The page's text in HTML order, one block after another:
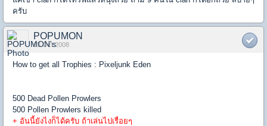
ครับ
POPUMON
03 Oct 2008
How to get all Trophies : Pixeljunk Eden
500 Dead Pollen Prowlers
500 Pollen Prowlers killed
+ อันนี้ยังไงก็ได้ครับ ถ้าเล่นไปเรื่อยๆ